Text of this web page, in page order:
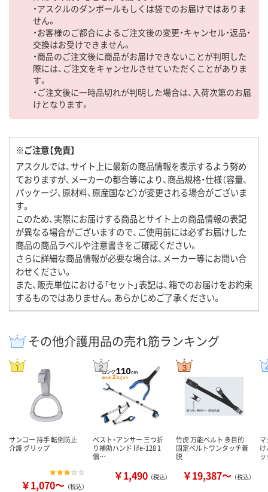
・アスクルのダンボールもしくは袋でのお届けではありま
せん。
・お客様のご都合によるご注文後の変更・キャンセル・返品・
交換はお受けできません。
・商品のご注文後に商品がお届けできないことが判明した
際には、ご注文をキャンセルさせていただくことがありま
す。
・ご注文後に一時品切れが判明した場合は、入荷次第のお届
けとなります。
※ご注意【免責】
アスクルでは、サイト上に最新の商品情報を表示するよう努め
ておりますが、メーカーの都合等により、商品規格・仕様（容量、
パッケージ、原材料、原産国など）が変更される場合がございま
す。
このため、実際にお届けする商品とサイト上の商品情報の表記
が異なる場合がございますので、ご使用前には必ずお届けした
商品の商品ラベルや注意書きをご確認ください。
さらに詳細な商品情報が必要な場合は、メーカー等にお問い合
わせください。
また、販売単位における「セット」表記は、箱でのお届けをお約束
するものではありません。あらかじめご了承ください。
その他介護用品の売れ筋ランキング
サンコー 持手 転倒防止
介護 グリップ
￥1,070～ （税込）
ベスト・アンサー 三つ折
り補助ハンド life-128 1
個…
￥1,490 （税込）
竹虎 万能ベルト 多目的
固定ベルトワンタッチ着
脱
￥19,387～ （税込）